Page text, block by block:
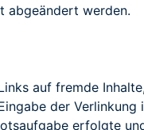
abgeändert werden.
auf fremde
der Verlinkung
erfolgte